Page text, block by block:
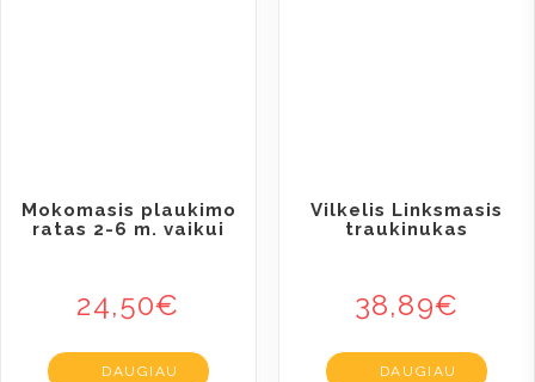
Mokomasis plaukimo
ratas 2-6 m. vaikui
24,50€
DAUGIAU
Vilkelis Linksmasis
traukinukas
38,89€
DAUGIAU